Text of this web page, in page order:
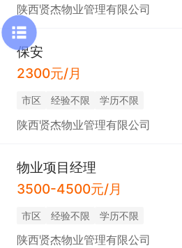
陕西贤杰物业管理有限公司
保安
2300元/月
市区 经验不限 学历不限
陕西贤杰物业管理有限公司
物业项目经理
3500-4500元/月
市区 经验不限 学历不限
陕西贤杰物业管理有限公司